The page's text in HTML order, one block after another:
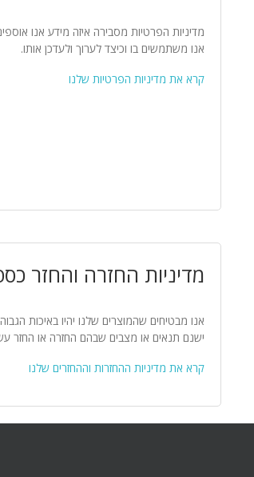
מדיניות הפרטיות מסבירה איזה מידע אנו
אנו משתמשים בו וכיצד לערוך ולעדכן אותו.
קרא את מדיניות הפרטיות שלנו
מדיניות החזרה והחזר
אנו מבטיחים שהמוצרים שלנו יהיו באיכות
ישנם תנאים או מצבים שבהם החזרה או החזר
קרא את מדיניות ההחזרות וההחזרים שלנו